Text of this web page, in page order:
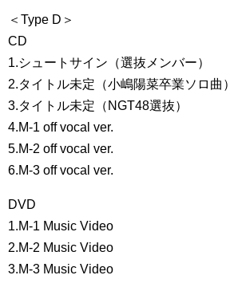
＜Type D＞
CD
1.シュートサイン（選抜メンバー）
2.タイトル未定（小嶋陽菜卒業ソロ曲）
3.タイトル未定（NGT48選抜）
4.M-1 off vocal ver.
5.M-2 off vocal ver.
6.M-3 off vocal ver.
DVD
1.M-1 Music Video
2.M-2 Music Video
3.M-3 Music Video